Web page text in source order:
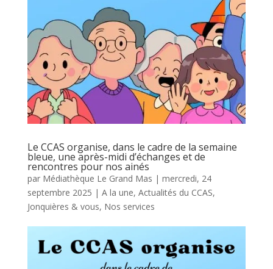
Le CCAS organise, dans le cadre de la semaine
bleue, une après-midi d’échanges et de
rencontres pour nos ainés
par Médiathèque Le Grand Mas | mercredi, 24
septembre 2025 | A la une, Actualités du CCAS,
Jonquières & vous, Nos services